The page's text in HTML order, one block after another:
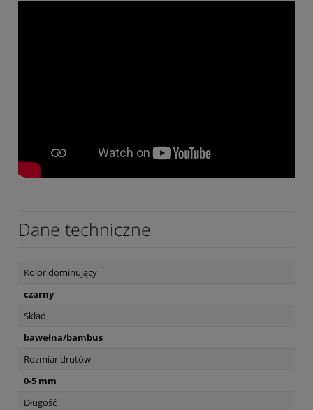
Dane techniczne
Kolor dominujący
czarny
Skład
bawełna/bambus
Rozmiar drutów
0-5 mm
Długość